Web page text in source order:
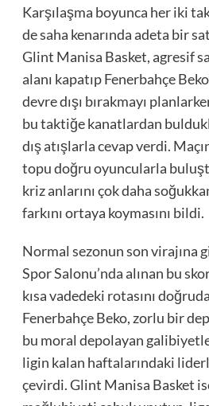
Karşılaşma boyunca her iki
de saha kenarında adeta bir
Glint Manisa Basket, agresif
alanı kapatıp Fenerbahçe
devre dışı bırakmayı
bu taktiğe kanatlardan
dış atışlarla cevap verdi.
topu doğru oyuncularla
kriz anlarını çok daha
farkını ortaya koymasını bildi.
Normal sezonun son virajına
Spor Salonu’nda alınan bu
kısa vadedeki rotasını
Fenerbahçe Beko, zorlu bir
bu moral depolayan
ligin kalan haftalarındaki
çevirdi. Glint Manisa Basket